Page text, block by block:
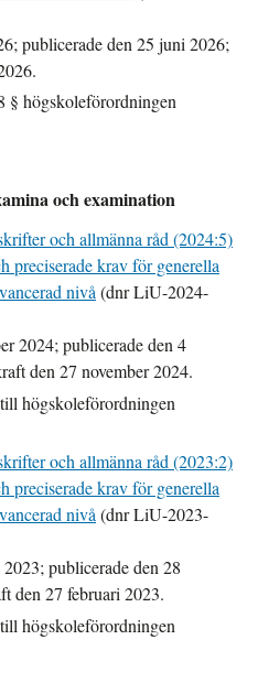
publicerade den 25 juni 2026;
§ högskoleförordningen
och examination
och allmänna råd (2024:5)
preciserade krav för generella
nivå (dnr LiU-2024-
2024; publicerade den 4
den 27 november 2024.
högskoleförordningen
och allmänna råd (2023:2)
preciserade krav för generella
nivå (dnr LiU-2023-
publicerade den 28
den 27 februari 2023.
högskoleförordningen